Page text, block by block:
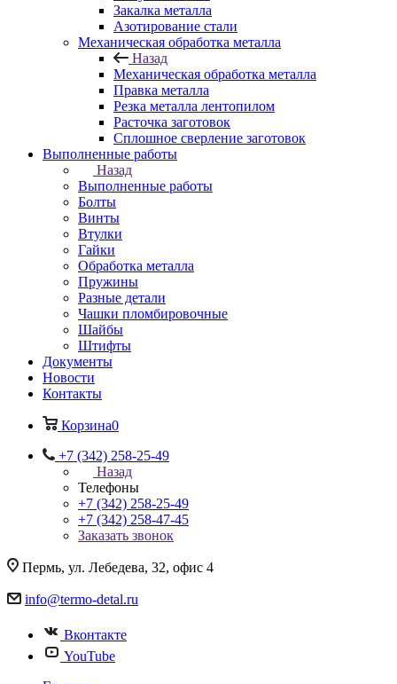
Закалка металла
Азотирование стали
Механическая обработка металла
Назад
Механическая обработка металла
Правка металла
Резка металла лентопилом
Расточка заготовок
Сплошное сверление заготовок
Выполненные работы
Назад
Выполненные работы
Болты
Винты
Втулки
Гайки
Обработка металла
Пружины
Разные детали
Чашки пломбировочные
Шайбы
Штифты
Документы
Новости
Контакты
Корзина0
+7 (342) 258-25-49
Назад
Телефоны
+7 (342) 258-25-49
+7 (342) 258-47-45
Заказать звонок
Пермь, ул. Лебедева, 32, офис 4
info@termo-detal.ru
Вконтакте
YouTube